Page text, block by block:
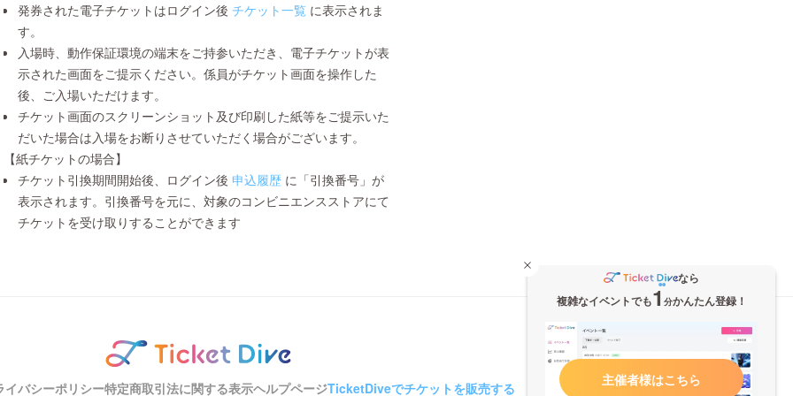
発券された電子チケットはログイン後 チケット一覧 に表示されま
す。
入場時、動作保証環境の端末をご持参いただき、電子チケットが表
示された画面をご提示ください。係員がチケット画面を操作した
後、ご入場いただけます。
チケット画面のスクリーンショット及び印刷した紙等をご提示いた
だいた場合は入場をお断りさせていただく場合がございます。
【紙チケットの場合】
チケット引換期間開始後、ログイン後 申込履歴 に「引換番号」が
表示されます。引換番号を元に、対象のコンビニエンスストアにて
チケットを受け取りすることができます
なら
複雑なイベントでも1 分かんたん登録！
主催者様はこちら
イバシーポリシー特定商取引法に関する表示ヘルプページTicketDiveでチケットを販売する